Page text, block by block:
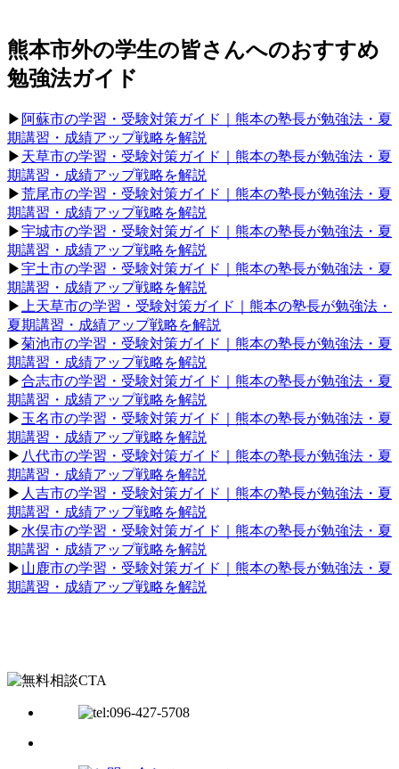
熊本市外の学生の皆さんへのおすすめ
勉強法ガイド
▶︎ 阿蘇市の学習・受験対策ガイド｜熊本の塾長が勉強法・夏
期講習・成績アップ戦略を解説
▶︎ 天草市の学習・受験対策ガイド｜熊本の塾長が勉強法・夏
期講習・成績アップ戦略を解説
▶︎荒尾市の学習・受験対策ガイド｜熊本の塾長が勉強法・夏
期講習・成績アップ戦略を解説
▶︎宇城市の学習・受験対策ガイド｜熊本の塾長が勉強法・夏
期講習・成績アップ戦略を解説
▶︎宇土市の学習・受験対策ガイド｜熊本の塾長が勉強法・夏
期講習・成績アップ戦略を解説
▶︎
上天草市の学習・受験対策ガイド｜熊本の塾長が勉強法・
夏期講習・成績アップ戦略を解説
▶︎菊池市の学習・受験対策ガイド｜熊本の塾長が勉強法・夏
期講習・成績アップ戦略を解説
▶︎合志市の学習・受験対策ガイド｜熊本の塾長が勉強法・夏
期講習・成績アップ戦略を解説
▶︎ 玉名市の学習・受験対策ガイド｜熊本の塾長が勉強法・夏
期講習・成績アップ戦略を解説
▶︎ 八代市の学習・受験対策ガイド｜熊本の塾長が勉強法・夏
期講習・成績アップ戦略を解説
▶︎ 人吉市の学習・受験対策ガイド｜熊本の塾長が勉強法・夏
期講習・成績アップ戦略を解説
▶︎ 水俣市の学習・受験対策ガイド｜熊本の塾長が勉強法・夏
期講習・成績アップ戦略を解説
▶︎ 山鹿市の学習・受験対策ガイド｜熊本の塾長が勉強法・夏
期講習・成績アップ戦略を解説